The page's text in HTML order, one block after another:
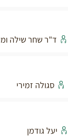
ד"ר שחר שילה
סגולה זמירי
יעל גודמן